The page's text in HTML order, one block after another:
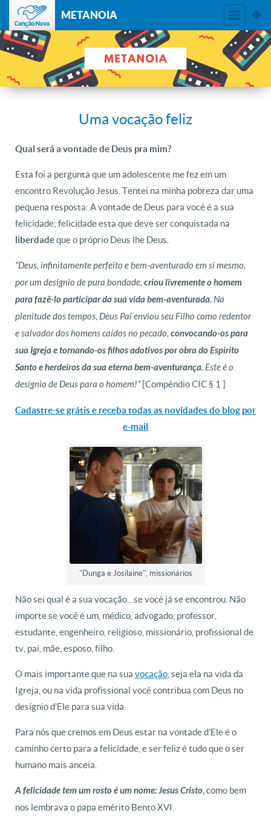
METANOIA
Uma vocação feliz
Qual será a vontade de Deus pra mim?
Esta foi a pergunta que um adolescente me fez em um
encontro Revolução Jesus. Tentei na minha pobreza dar uma
pequena resposta: A vontade de Deus para você é a sua
felicidade; felicidade esta que deve ser conquistada na
liberdadeque o próprio Deus lhe Deus.
“Deus, infinitamente perfeito e bem-aventurado em si mesmo,
por um desígnio de pura bondade,criou livremente o homem
para fazê-lo participar da sua vida bem-aventurada.Na
plenitude dos tempos, Deus Pai enviou seu Filho como redentor
e salvador dos homens caídos no pecado,convocando-os para
sua Igreja e tornando-os filhos adotivos por obra do Espirito
Santo e herdeiros da sua eterna bem-aventurança.Este é o
desígnio de Deus para o homem!” [Compêndio CIC § 1 ]
Cadastre-se grátis e receba todas as novidades do blog por
e-mail
"Dunga e Josilaine", missionários
Não sei qual é a sua vocação…se você já se encontrou. Não
importe se você é um, médico, advogado, professor,
estudante, engenheiro, religioso, missionário, profissional de
tv, pai, mãe, esposo, filho.
O mais importante que na sua vocação , seja ela na vida da
Igreja, ou na vida profissional você contribua com Deus no
desígnio d’Ele para sua vida.
Para nós que cremos em Deus estar na vontade d’Ele é o
caminho certo para a felicidade, e ser feliz é tudo que o ser
humano mais anceia.
A felicidade tem um rosto é um nome: Jesus Cristo,como bem
nos lembrava o papa emérito Bento XVI.